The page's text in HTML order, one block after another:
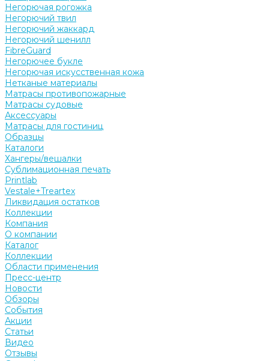
Негорючая рогожка
Негорючий твил
Негорючий жаккард
Негорючий шенилл
FibreGuard
Негорючее букле
Негорючая искусственная кожа
Нетканые материалы
Матрасы противопожарные
Матрасы судовые
Аксессуары
Матрасы для гостиниц
Образцы
Каталоги
Хангеры/вешалки
Сублимационная печать
Printlab
Vestale+Treartex
Ликвидация остатков
Коллекции
Компания
О компании
Каталог
Коллекции
Области применения
Пресс-центр
Новости
Обзоры
События
Акции
Статьи
Видео
Отзывы